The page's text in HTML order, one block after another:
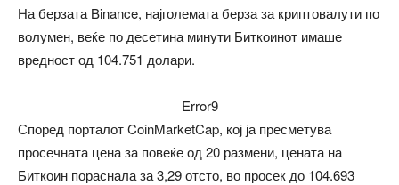
На берзата Binance, најголемата берза за криптовалути по
волумен, веќе по десетина минути Биткоинот имаше
вредност од 104.751 долари.
Error9
Според порталот CoinMarketCap, кој ја пресметува
просечната цена за повеќе од 20 размени, цената на
Биткоин пораснала за 3,29 отсто, во просек до 104.693